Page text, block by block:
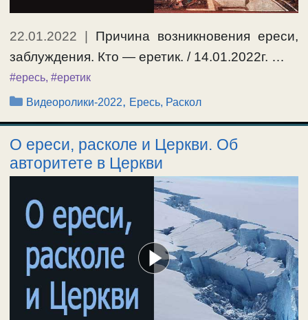
22.01.2022 | Причина возникновения ереси,
заблуждения. Кто — еретик. / 14.01.2022г. …
#ересь, #еретик
Рубрики
Видеоролики-2022, Ересь, Раскол
О ереси, расколе и Церкви. Об
авторитете в Церкви